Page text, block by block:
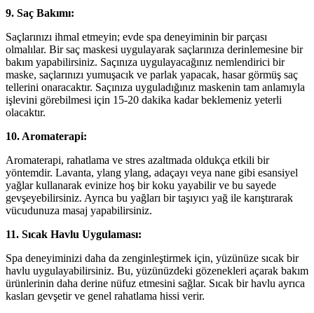
9. Saç Bakımı:
Saçlarınızı ihmal etmeyin; evde spa deneyiminin bir parçası
olmalılar. Bir saç maskesi uygulayarak saçlarınıza derinlemesine bir
bakım yapabilirsiniz. Saçınıza uygulayacağınız nemlendirici bir
maske, saçlarınızı yumuşacık ve parlak yapacak, hasar görmüş saç
tellerini onaracaktır. Saçınıza uyguladığınız maskenin tam anlamıyla
işlevini görebilmesi için 15-20 dakika kadar beklemeniz yeterli
olacaktır.
10. Aromaterapi:
Aromaterapi, rahatlama ve stres azaltmada oldukça etkili bir
yöntemdir. Lavanta, ylang ylang, adaçayı veya nane gibi esansiyel
yağlar kullanarak evinize hoş bir koku yayabilir ve bu sayede
gevşeyebilirsiniz. Ayrıca bu yağları bir taşıyıcı yağ ile karıştırarak
vücudunuza masaj yapabilirsiniz.
11. Sıcak Havlu Uygulaması:
Spa deneyiminizi daha da zenginleştirmek için, yüzünüze sıcak bir
havlu uygulayabilirsiniz. Bu, yüzünüzdeki gözenekleri açarak bakım
ürünlerinin daha derine nüfuz etmesini sağlar. Sıcak bir havlu ayrıca
kasları gevşetir ve genel rahatlama hissi verir.